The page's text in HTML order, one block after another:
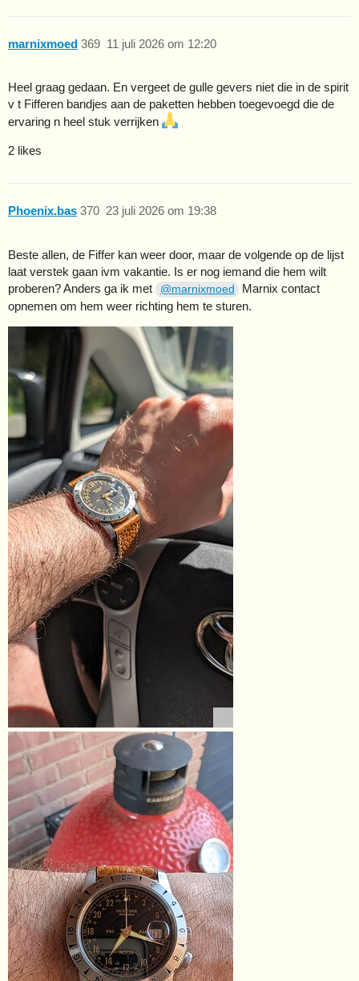
marnixmoed 11 juli 2026 om 12:20
369
Heel graag gedaan. En vergeet de gulle gevers niet die in de spirit
v t Fifferen bandjes aan de paketten hebben toegevoegd die de
ervaring n heel stuk verrijken
2 likes
Phoenix.bas 23 juli 2026 om 19:38
370
Beste allen, de Fiffer kan weer door, maar de volgende op de lijst
laat verstek gaan ivm vakantie. Is er nog iemand die hem wilt
proberen? Anders ga ik met
@marnixmoed
Marnix contact
opnemen om hem weer richting hem te sturen.